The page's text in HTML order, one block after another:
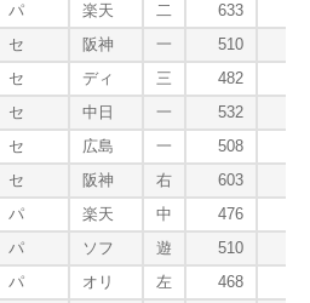
パ 楽天 二 633
セ 阪神 一 510
セ ディ 三 482
セ 中日 一 532
セ 広島 一 508
セ 阪神 右 603
パ 楽天 中 476
パ ソフ 遊 510
パ オリ 左 468